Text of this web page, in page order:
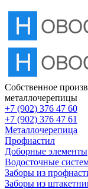
Собственное
металлочерепицы
+7 (902) 376 47 60
+7 (902) 376 47 61
Металлочерепица
Профнастил
Доборные элементы
Водосточные
Заборы из
Заборы из